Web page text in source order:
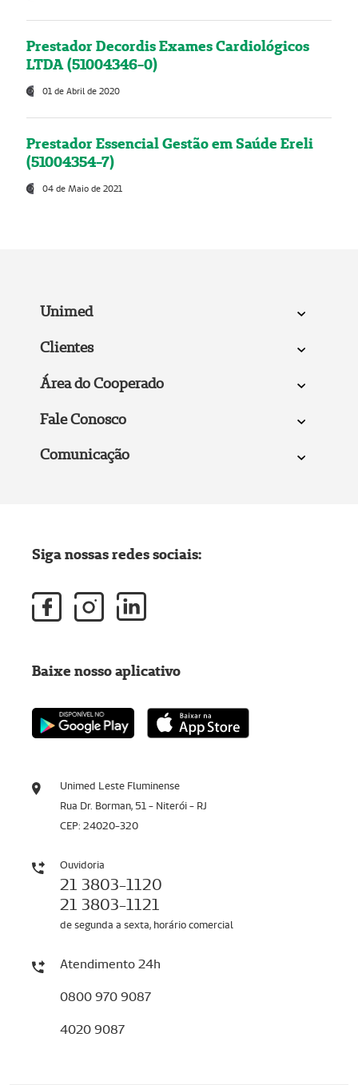
Prestador Decordis Exames Cardiológicos
LTDA (51004346-0)
01 de Abril de 2020
Prestador Essencial Gestão em Saúde Ereli
(51004354-7)
04 de Maio de 2021
Unimed
Clientes
Área do Cooperado
Fale Conosco
Comunicação
Unimed Leste Fluminense
Rua Dr. Borman, 51 - Niterói - RJ
CEP: 24020-320
Ouvidoria
21 3803-1120
21 3803-1121
de segunda a sexta, horário comercial
Atendimento 24h
0800 970 9087
4020 9087
Siga nossas redes sociais:
Baixe nosso aplicativo